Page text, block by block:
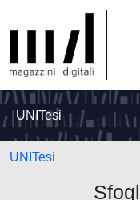
UNITesi
UNITesi